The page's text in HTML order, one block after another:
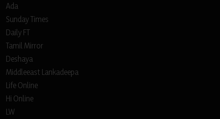
Ada
Sunday Times
Daily FT
Tamil Mirror
Deshaya
Middleeast Lankadeepa
Life Online
Hi Online
LW